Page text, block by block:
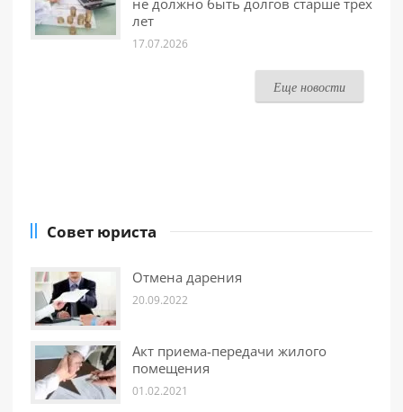
не должно быть долгов старше трех
лет
17.07.2026
Еще новости
Совет юриста
Отмена дарения
20.09.2022
Акт приема-передачи жилого
помещения
01.02.2021